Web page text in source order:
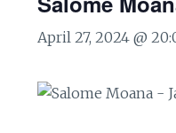
April 27, 2024 @